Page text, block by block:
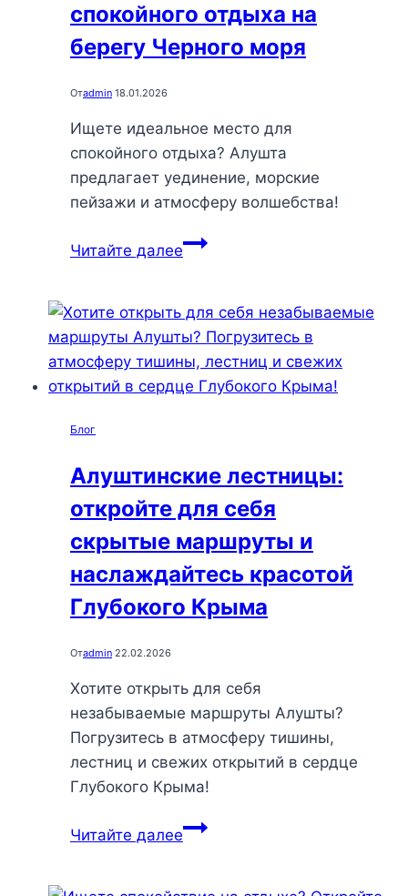
спокойного отдыха на
берегу Черного моря
Отadmin 18.01.2026
Ищете идеальное место для
спокойного отдыха? Алушта
предлагает уединение, морские
пейзажи и атмосферу волшебства!
Читайте далееАлушта:
убежище
для
спокойного
отдыха
моря
Блог
Алуштинские лестницы:
откройте для себя
скрытые маршруты и
наслаждайтесь красотой
Глубокого Крыма
Отadmin 22.02.2026
Хотите открыть для себя
незабываемые маршруты Алушты?
Погрузитесь в атмосферу тишины,
лестниц и свежих открытий в сердце
Глубокого Крыма!
Читайте далееАлуштинские